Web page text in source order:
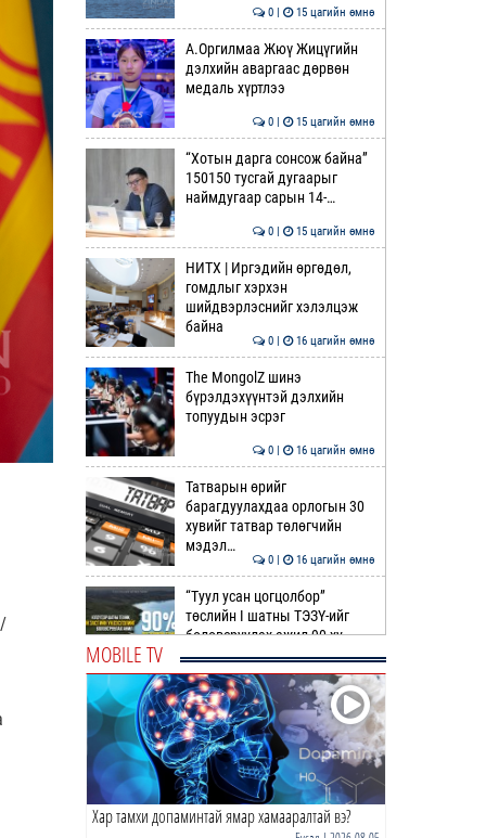
0 | 15 цагийн өмнө
А.Оргилмаа Жюү Жицүгийн
дэлхийн аваргаас дөрвөн
медаль хүртлээ
0 | 15 цагийн өмнө
“Хотын дарга сонсож байна”
150150 тусгай дугаарыг
наймдугаар сарын 14-…
0 | 15 цагийн өмнө
НИТХ | Иргэдийн өргөдөл,
гомдлыг хэрхэн
шийдвэрлэснийг хэлэлцэж
байна
0 | 16 цагийн өмнө
The MongolZ шинэ
бүрэлдэхүүнтэй дэлхийн
топуудын эсрэг
0 | 16 цагийн өмнө
Татварын өрийг
барагдуулахдаа орлогын 30
хувийг татвар төлөгчийн
мэдэл…
0 | 16 цагийн өмнө
“Туул усан цогцолбор”
төслийн I шатны ТЭЗҮ-ийг
боловсруулах ажил 90 ху…
Нийслэлийн иргэдийн
Төлөөлөгчдийн Хурлын
Ээлжит VIII хуралдаан
эхэллээ
0 | 17 цагийн өмнө
ТОО | Гадаад валютын нөөц
MOBILE TV
Хар тамхи допаминтай ямар хамааралтай вэ?